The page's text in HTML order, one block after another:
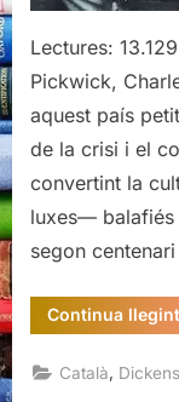
Lectures:
Pickwick,
aquest país
de la crisi i el
convertint la
luxes— balafiés
segon
Continua llegint
Català